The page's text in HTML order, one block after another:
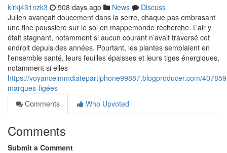
kirkj431nzk3 508 days ago News
Discuss
Julien avançait doucement dans la serre, chaque pas embrasant
une fine poussière sur le sol en mappemonde recherche. L’air y
était stagnant, notamment si aucun courant n’avait traversé cet
endroit depuis des années. Pourtant, les plantes semblaient en
l'ensemble santé, leurs feuilles épaisses et leurs tiges énergiques,
notamment si elles
https://voyanceimmdiatepartlphone99887.blogproducer.com/
marques-figées
Comments
Who Upvoted
Comments
Submit a Comment